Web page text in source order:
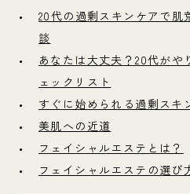
20代の過剰スキンケアで肌
談
あなたは大丈夫？20代が
ェックリスト
すぐに始められる過剰スキ
美肌への近道
フェイシャルエステとは？
フェイシャルエステの選び